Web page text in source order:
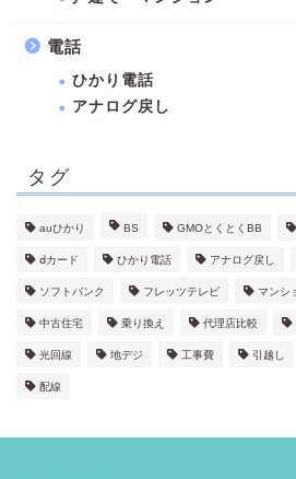
電話
ひかり電話
アナログ戻し
タグ
auひかり BS GMOとくとくBB
ⅾカード ひかり電話 アナログ戻し
ソフトバンク フレッツテレビ マンシ
中古住宅 乗り換え 代理店比較
光回線 地デジ 工事費 引越し
配線